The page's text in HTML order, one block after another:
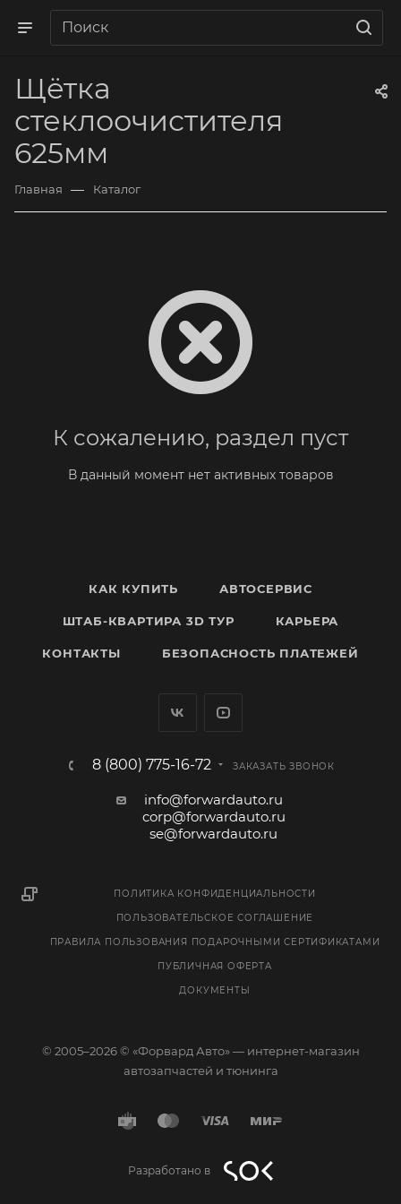
Щётка
стеклоочистителя
625мм
Главная — Каталог
К сожалению, раздел пуст
В данный момент нет активных товаров
КАК КУПИТЬ АВТОСЕРВИС
ШТАБ-КВАРТИРА 3D ТУР КАРЬЕРА
КОНТАКТЫ БЕЗОПАСНОСТЬ ПЛАТЕЖЕЙ
8 (800) 775-16-72 ЗАКАЗАТЬ ЗВОНОК
info@forwardauto.ru
corp@forwardauto.ru
se@forwardauto.ru
ПОЛИТИКА КОНФИДЕНЦИАЛЬНОСТИ
ПОЛЬЗОВАТЕЛЬСКОЕ СОГЛАШЕНИЕ
ПРАВИЛА ПОЛЬЗОВАНИЯ ПОДАРОЧНЫМИ СЕРТИФИКАТАМИ
ПУБЛИЧНАЯ ОФЕРТА
ДОКУМЕНТЫ
© 2005–2026 © «Форвард Авто» — интернет-магазин
автозапчастей и тюнинга
Разработано в